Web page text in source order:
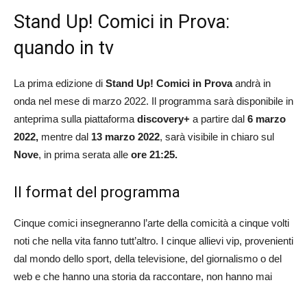
Stand Up! Comici in Prova:
quando in tv
La prima edizione di Stand Up! Comici in Provaandrà in
onda nel mese di marzo 2022. Il programma sarà disponibile in
anteprima sulla piattaforma discovery+ a partire dal 6 marzo
2022, mentre dal 13 marzo 2022, sarà visibile in chiaro sul
Nove, in prima serata alle ore 21:25.
Il format del programma
Cinque comici insegneranno l’arte della comicità a cinque volti
noti che nella vita fanno tutt’altro. I cinque allievi vip, provenienti
dal mondo dello sport, della televisione, del giornalismo o del
web e che hanno una storia da raccontare, non hanno mai